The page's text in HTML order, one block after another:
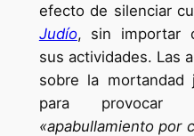
efecto de silenciar
Judío, sin importar
sus actividades. Las
sobre la mortandad
para
«apabullamiento por